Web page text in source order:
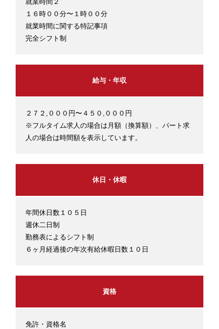
１６時００分〜１時００分
就業時間に関する特記事項
完全シフト制
給与・年収
２７２,０００円〜４５０,０００円
※フルタイム求人の場合は月額（換算額）、パート求
人の場合は時間額を表示しています。
休日・休暇
年間休日数１０５日
週休二日制
勤務表によるシフト制
６ヶ月経過後の年次有給休暇日数１０日
資格
免許・資格名